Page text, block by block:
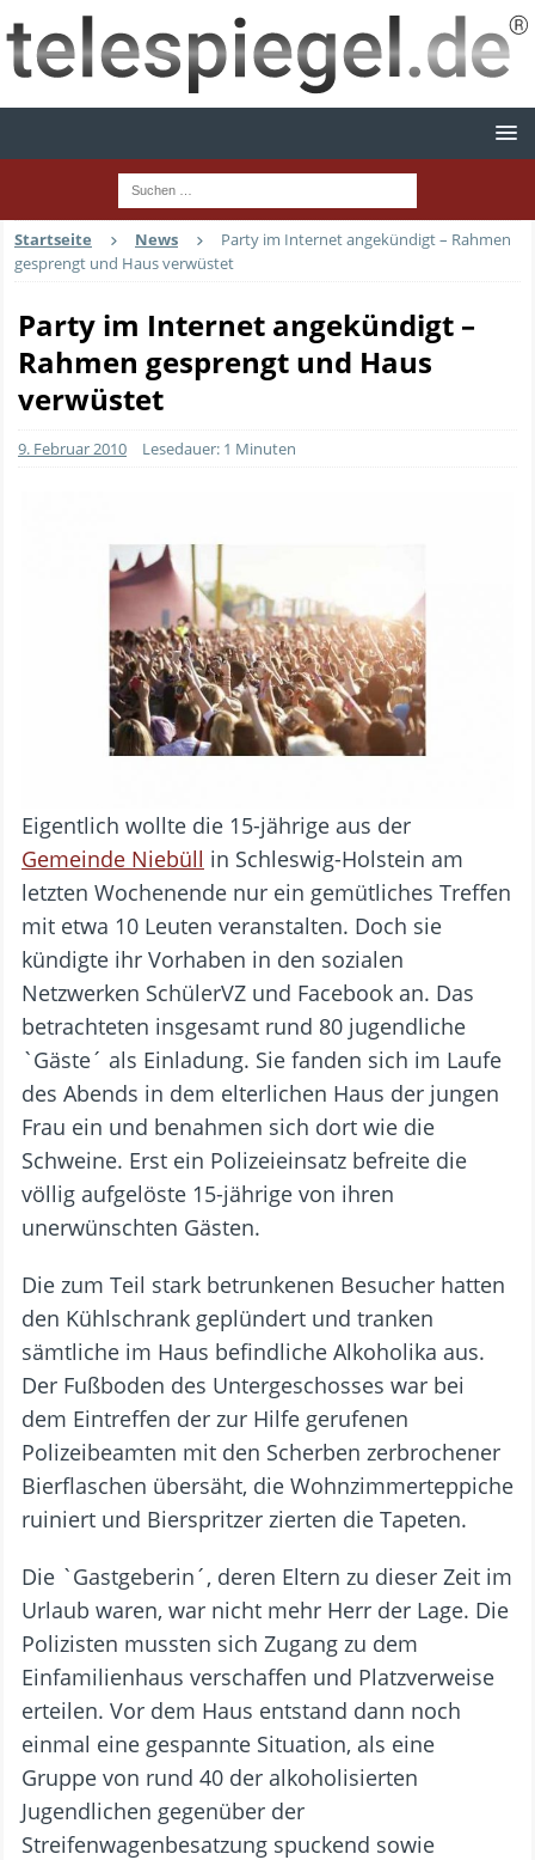
Startseite News
Party im Internet angekündigt – Rahmen
gesprengt und Haus verwüstet
Party im Internet angekündigt –
Rahmen gesprengt und Haus
verwüstet
9. Februar 2010 Lesedauer: 1 Minuten
Eigentlich wollte die 15-jährige aus der
Gemeinde Niebüll in Schleswig-Holstein am
letzten Wochenende nur ein gemütliches Treffen
mit etwa 10 Leuten veranstalten. Doch sie
kündigte ihr Vorhaben in den sozialen
Netzwerken SchülerVZ und Facebook an. Das
betrachteten insgesamt rund 80 jugendliche
`Gäste´ als Einladung. Sie fanden sich im Laufe
des Abends in dem elterlichen Haus der jungen
Frau ein und benahmen sich dort wie die
Schweine. Erst ein Polizeieinsatz befreite die
völlig aufgelöste 15-jährige von ihren
unerwünschten Gästen.
Die zum Teil stark betrunkenen Besucher hatten
den Kühlschrank geplündert und tranken
sämtliche im Haus befindliche Alkoholika aus.
Der Fußboden des Untergeschosses war bei
dem Eintreffen der zur Hilfe gerufenen
Polizeibeamten mit den Scherben zerbrochener
Bierflaschen übersäht, die Wohnzimmerteppiche
ruiniert und Bierspritzer zierten die Tapeten.
Die `Gastgeberin´, deren Eltern zu dieser Zeit im
Urlaub waren, war nicht mehr Herr der Lage. Die
Polizisten mussten sich Zugang zu dem
Einfamilienhaus verschaffen und Platzverweise
erteilen. Vor dem Haus entstand dann noch
einmal eine gespannte Situation, als eine
Gruppe von rund 40 der alkoholisierten
Jugendlichen gegenüber der
Streifenwagenbesatzung spuckend sowie